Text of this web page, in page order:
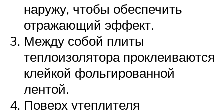
наружу, чтобы обеспечить
отражающий эффект.
Между собой плиты
теплоизолятора проклеиваются
клейкой фольгированной
лентой.
Поверх утеплителя